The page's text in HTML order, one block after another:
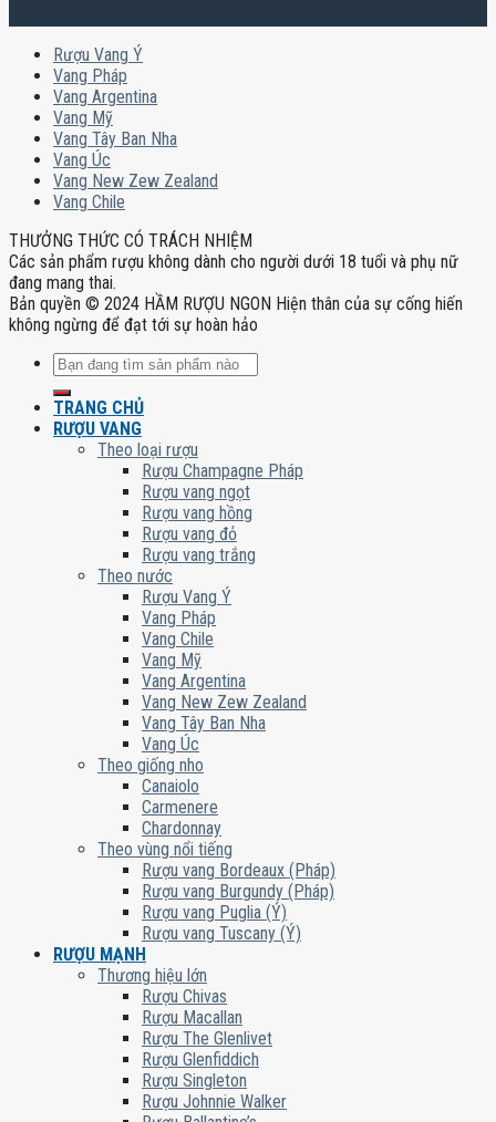
Rượu Vang Ý
Vang Pháp
Vang Argentina
Vang Mỹ
Vang Tây Ban Nha
Vang Úc
Vang New Zew Zealand
Vang Chile
THƯỞNG THỨC CÓ TRÁCH NHIỆM
Các sản phẩm rượu không dành cho người dưới 18 tuổi và phụ nữ
đang mang thai.
Bản quyền © 2024 HẦM RƯỢU NGON Hiện thân của sự cống hiến
không ngừng để đạt tới sự hoàn hảo
Tìm
kiếm:
TRANG CHỦ
RƯỢU VANG
Theo loại rượu
Rượu Champagne Pháp
Rượu vang ngọt
Rượu vang hồng
Rượu vang đỏ
Rượu vang trắng
Theo nước
Rượu Vang Ý
Vang Pháp
Vang Chile
Vang Mỹ
Vang Argentina
Vang New Zew Zealand
Vang Tây Ban Nha
Vang Úc
Theo giống nho
Canaiolo
Carmenere
Chardonnay
Theo vùng nổi tiếng
Rượu vang Bordeaux (Pháp)
Rượu vang Burgundy (Pháp)
Rượu vang Puglia (Ý)
Rượu vang Tuscany (Ý)
RƯỢU MẠNH
Thương hiệu lớn
Rượu Chivas
Rượu Macallan
Rượu The Glenlivet
Rượu Glenfiddich
Rượu Singleton
Rượu Johnnie Walker